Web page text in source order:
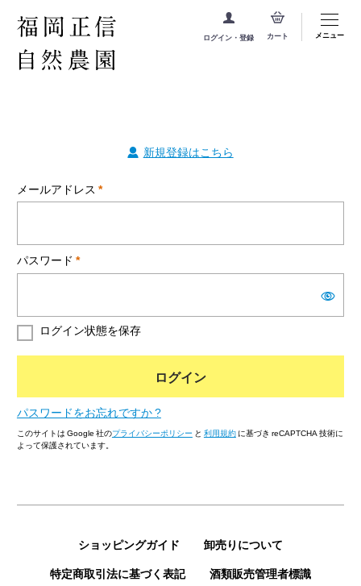
ログイン・登録 カート メニュー
新規登録はこちら
メールアドレス *
パスワード *
ログイン状態を保存
ログイン
パスワードをお忘れですか ?
このサイトは Google 社のプライバシーポリシー と 利用規約に基づき reCAPTCHA 技術に
よって保護されています。
ショッピングガイド 卸売りについて
特定商取引法に基づく表記 酒類販売管理者標識